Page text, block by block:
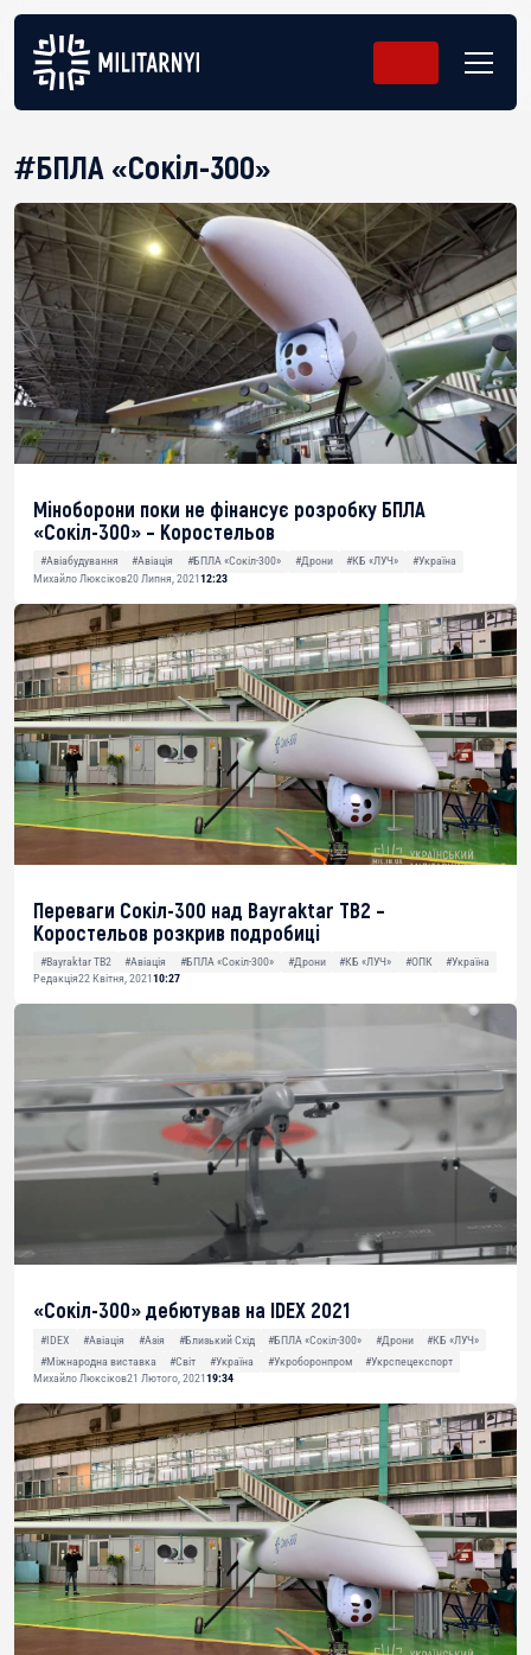
#БПЛА «Сокіл-300»
Міноборони поки не фінансує розробку БПЛА
«Сокіл-300» – Коростельов
#Авіабудування #Авіація #БПЛА «Сокіл-300» #Дрони #КБ «ЛУЧ»
#Україна
Михайло Люксіков20 Липня, 202112:23
Переваги Сокіл-300 над Bayraktar TB2 –
Коростельов розкрив подробиці
#Bayraktar TB2 #Авіація #БПЛА «Сокіл-300» #Дрони #КБ «ЛУЧ» #ОПК
#Україна
Редакція22 Квітня, 202110:27
«Сокіл-300» дебютував на IDEX 2021
#IDEX #Авіація #Азія #Близький Схід #БПЛА «Сокіл-300» #Дрони
#КБ «ЛУЧ»
#Міжнародна виставка
#Світ #Україна #Укроборонпром
#Укрспецекспорт
Михайло Люксіков21 Лютого, 202119:34